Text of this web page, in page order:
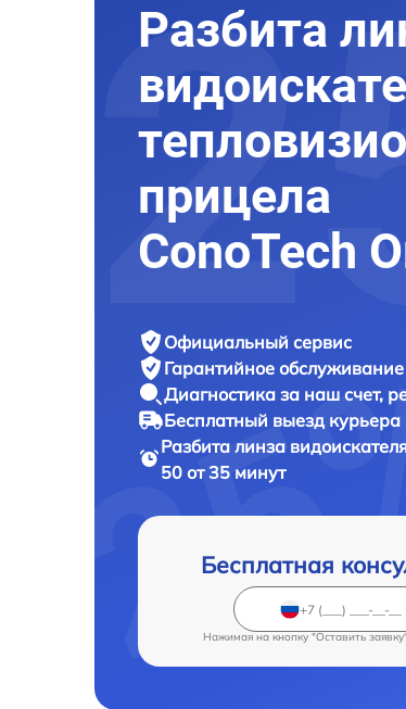
Разбита
прицела
ConoTech
Официальный сервис
Гарантийное обслуживание
Диагностика за наш счет,
Бесплатный выезд курьера
Разбита линза
50 от 35 минут
Бесплатная
Нажимая на кнопку "Оставить